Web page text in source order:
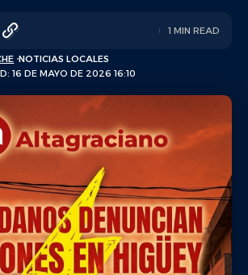
16 DE MAYO DE 2026 16:10
NOTICIAS LOCALES
1 MIN READ